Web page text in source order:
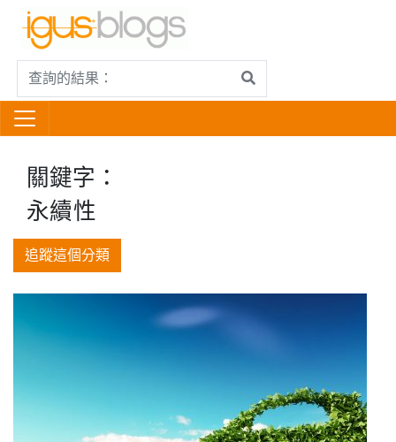
關鍵字：
永續性
追蹤這個分類